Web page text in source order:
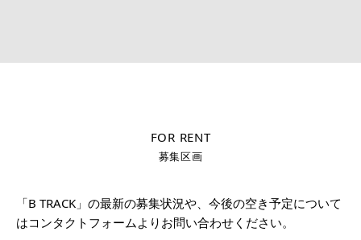
FOR RENT
募集区画
「B TRACK」の最新の募集状況や、今後の空き予定について
はコンタクトフォームよりお問い合わせください。